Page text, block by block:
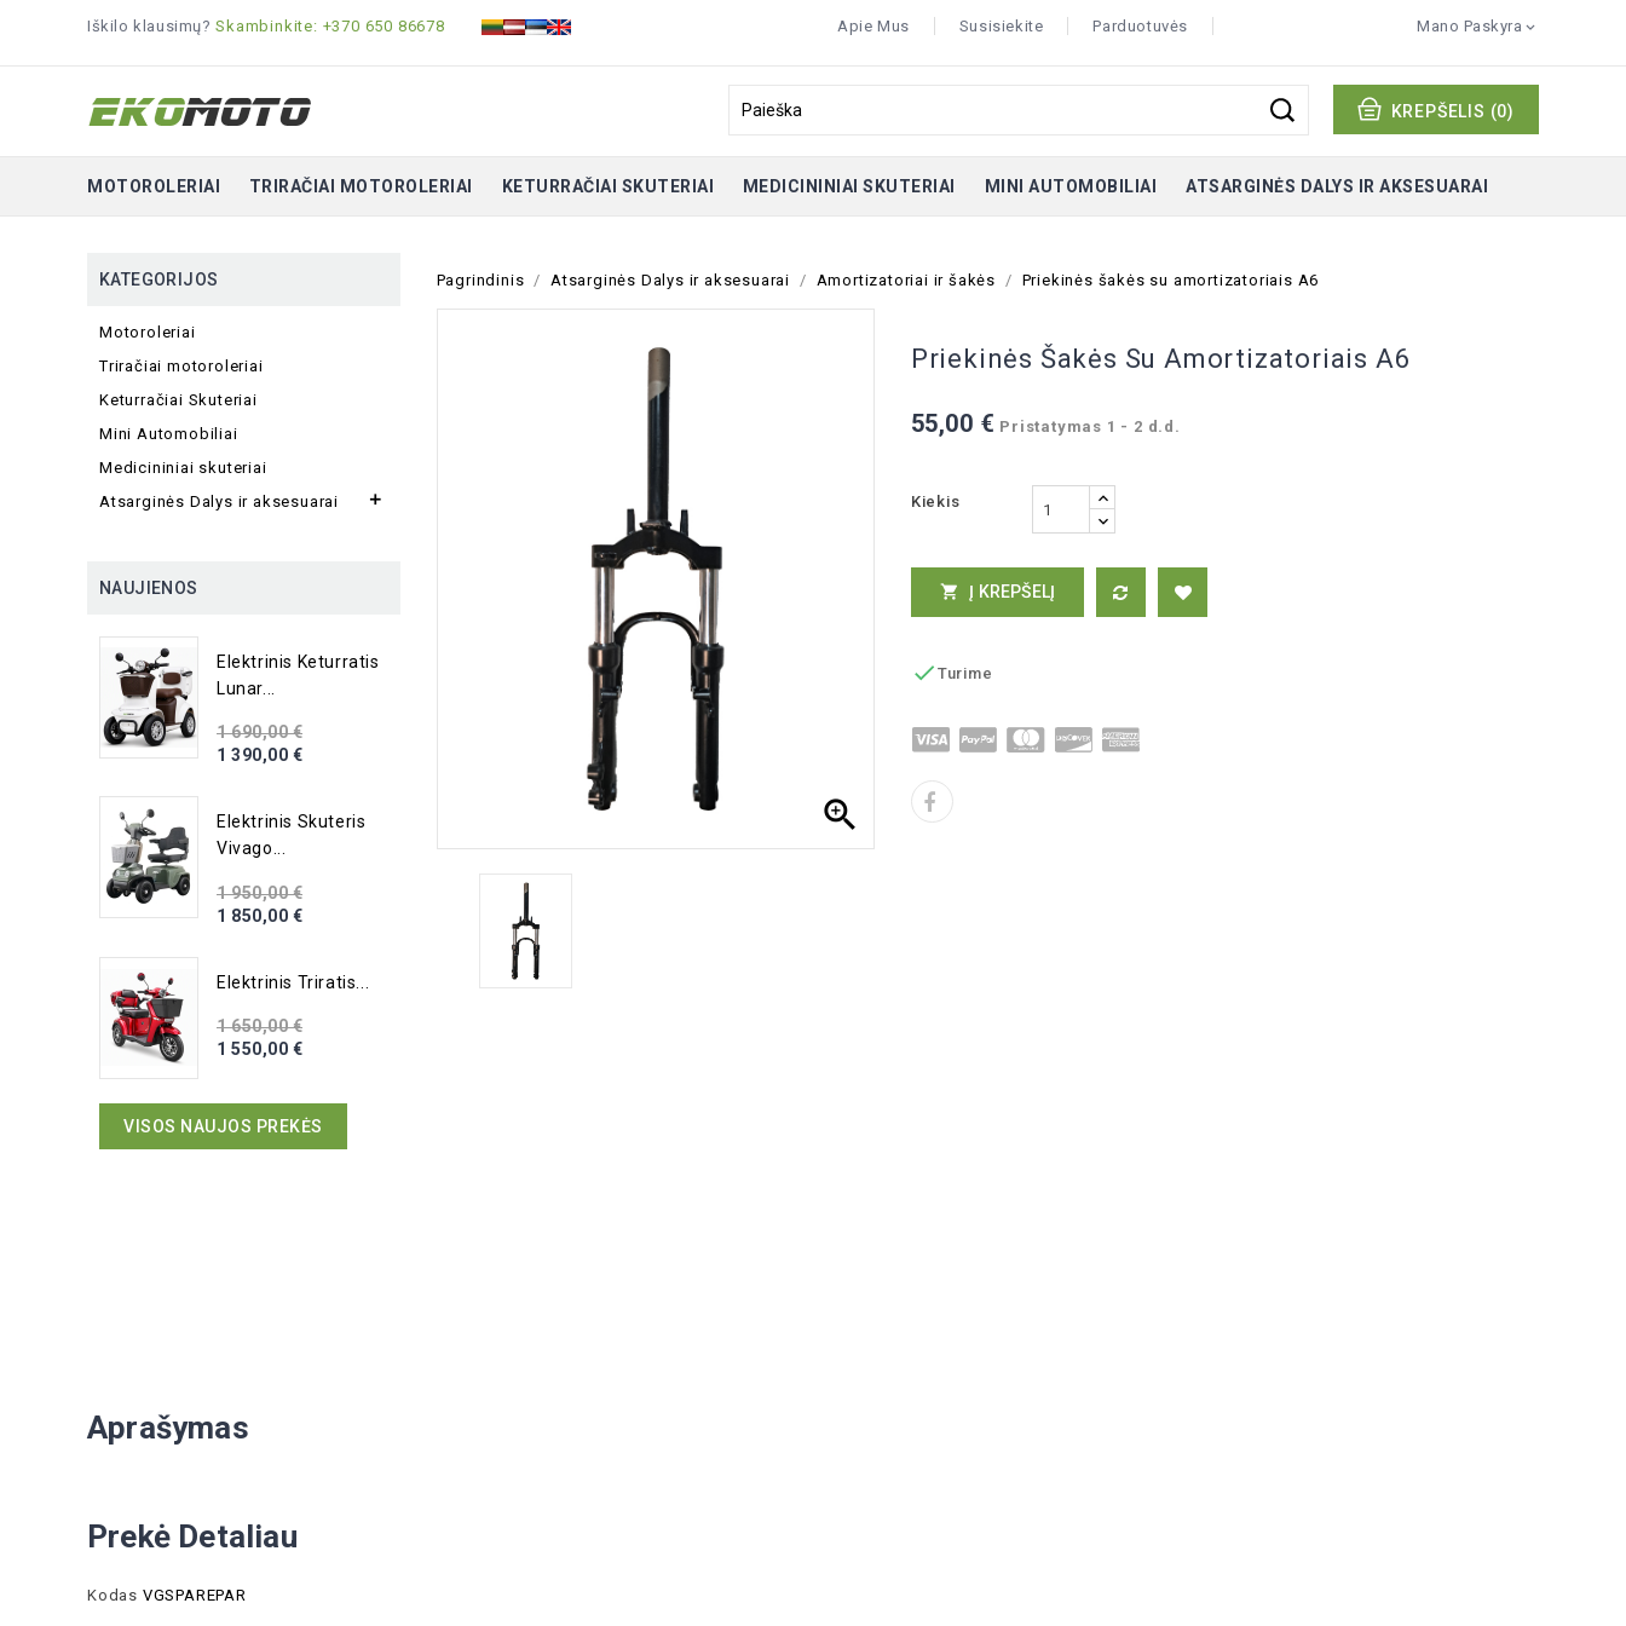
Iškilo klausimų?Skambinkite: +370 650 86678 Mano Paskyra 
Apie Mus Susisiekite Parduotuvės
KREPŠELIS (0)
MOTOROLERIAI TRIRAČIAI MOTOROLERIAI KETURRAČIAI SKUTERIAI MEDICININIAI SKUTERIAI MINI AUTOMOBILIAI ATSARGINĖS DALYS IR AKSESUARAI
KATEGORIJOS
Motoroleriai
Triračiai motoroleriai
Keturračiai Skuteriai
Mini Automobiliai
Medicininiai skuteriai
Atsarginės Dalys ir aksesuarai

NAUJIENOS
Elektrinis Keturratis
Lunar...
1 690,00 €
1 390,00 €
Elektrinis Skuteris
Vivago...
1 950,00 €
1 850,00 €
Elektrinis Triratis...
1 650,00 €
1 550,00 €
VISOS NAUJOS PREKĖS
Pagrindinis Atsarginės Dalys ir aksesuarai Amortizatoriai ir šakės Priekinės šakės su amortizatoriais A6

Priekinės Šakės Su Amortizatoriais A6
55,00 € Pristatymas 1 - 2 d.d.
Kiekis
 Į KREPŠELĮ
 Turime
Aprašymas
Prekė Detaliau
Kodas VGSPAREPAR